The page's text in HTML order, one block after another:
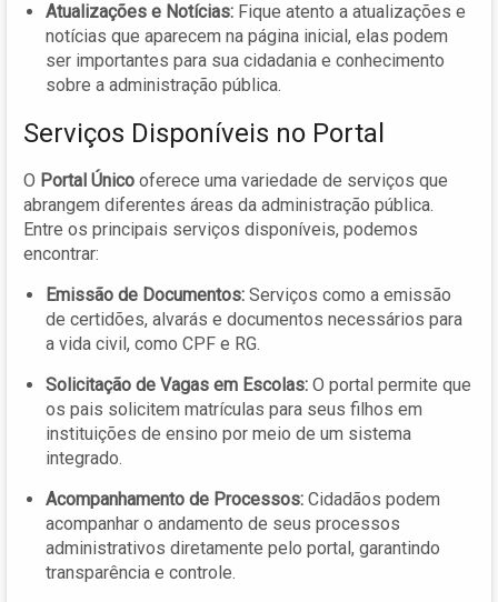
Atualizações e Notícias: Fique atento a atualizações e
notícias que aparecem na página inicial, elas podem
ser importantes para sua cidadania e conhecimento
sobre a administração pública.
Serviços Disponíveis no Portal
O Portal Único oferece uma variedade de serviços que
abrangem diferentes áreas da administração pública.
Entre os principais serviços disponíveis, podemos
encontrar:
Emissão de Documentos: Serviços como a emissão
de certidões, alvarás e documentos necessários para
a vida civil, como CPF e RG.
Solicitação de Vagas em Escolas: O portal permite que
os pais solicitem matrículas para seus filhos em
instituições de ensino por meio de um sistema
integrado.
Acompanhamento de Processos: Cidadãos podem
acompanhar o andamento de seus processos
administrativos diretamente pelo portal, garantindo
transparência e controle.